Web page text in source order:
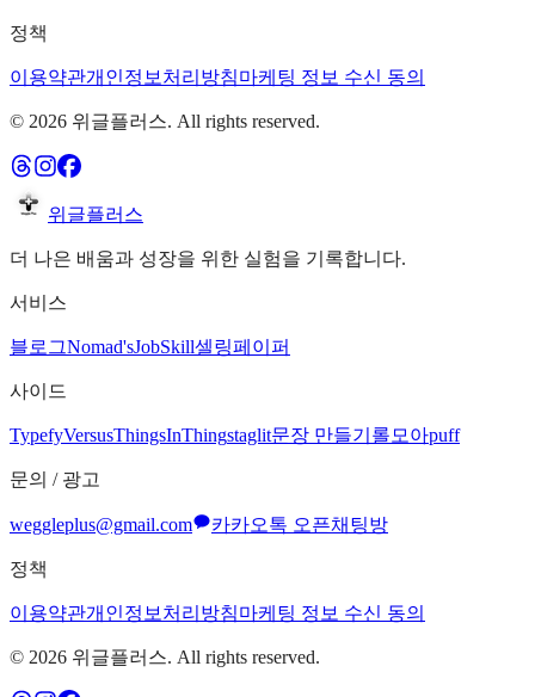
정책
이용약관개인정보처리방침마케팅 정보 수신 동의
© 2026 위글플러스. All rights reserved.
위글플러스
더 나은 배움과 성장을 위한 실험을 기록합니다.
서비스
블로그Nomad'sJobSkill셀링페이퍼
사이드
TypefyVersusThingsInThingstaglit문장 만들기 롤모아puff
문의 / 광고
weggleplus@gmail.com 카카오톡 오픈채팅방
정책
이용약관개인정보처리방침마케팅 정보 수신 동의
© 2026 위글플러스. All rights reserved.